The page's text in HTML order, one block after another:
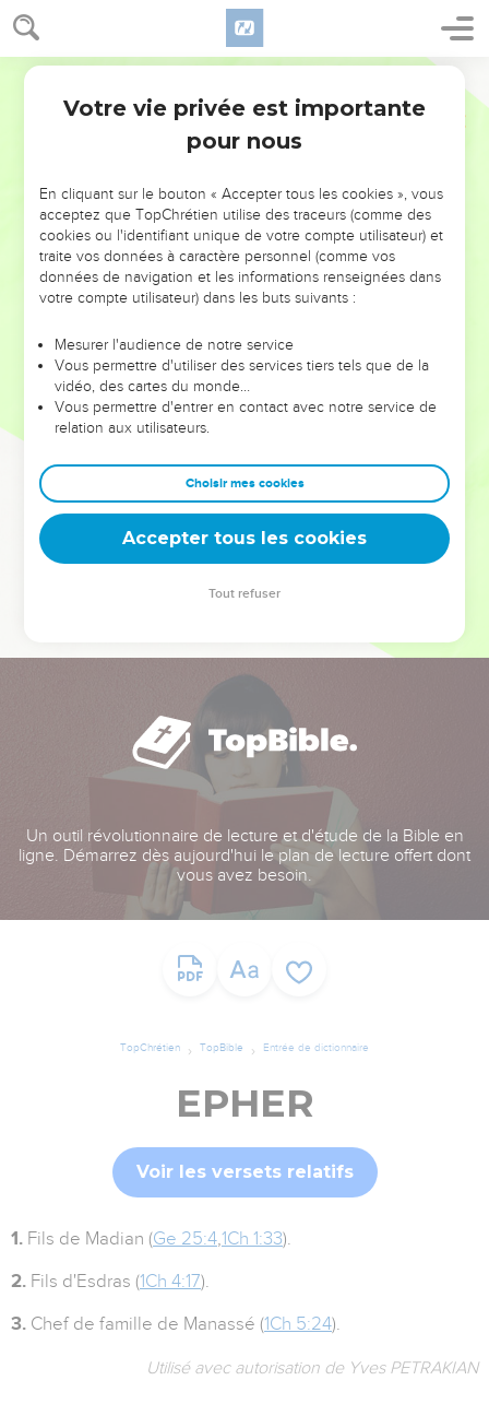
NE MANQUEZ PAS L’ÉVÉNEMENT
DE L’ANNÉE !
ET SI LEURS ERREURS POUVAIENT VOUS ÉVITER LES
VOTRES ?
leur foi ou leur vision. Mais on voit moins les doutes, les erreurs
et les saisons difficiles qu'ils ont traversés, alors même que ce
sont elles qui les ont façonnés.
Dans cette conférence, leaders, entrepreneurs, et responsables
clés pour avancer avec plus de sagesse afin que leurs erreurs
deviennent vos tremplins. Que vous guidiez un ministère, une
équipe, un groupe ou une famille, leur expérience est faite
Un outil révolutionnaire de lecture et d'étude de la Bible en
ligne. Démarrez dès aujourd'hui le plan de lecture offert dont
vous avez besoin.
TopChrétien TopBible Entrée de dictionnaire
EPHER
Voir les versets relatifs
1. Fils de Madian (Ge 25:4,1Ch 1:33).
2. Fils d'Esdras (1Ch 4:17).
3. Chef de famille de Manassé (1Ch 5:24).
Utilisé avec autorisation de Yves PETRAKIAN
Votre vie privée est importante
pour nous
En cliquant sur le bouton « Accepter tous les cookies », vous
acceptez que TopChrétien utilise des traceurs (comme des
cookies ou l'identifiant unique de votre compte utilisateur) et
traite vos données à caractère personnel (comme vos
données de navigation et les informations renseignées dans
votre compte utilisateur) dans les buts suivants :
Mesurer l'audience de notre service
Vous permettre d'utiliser des services tiers tels que de la
vidéo, des cartes du monde…
Vous permettre d'entrer en contact avec notre service de
relation aux utilisateurs.
Choisir mes cookies
Accepter tous les cookies
Tout refuser